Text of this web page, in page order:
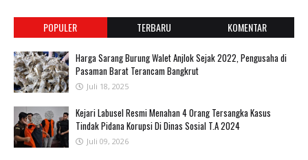
POPULER TERBARU KOMENTAR
Harga Sarang Burung Walet Anjlok Sejak 2022, Pengusaha di
Pasaman Barat Terancam Bangkrut
Juli 18, 2025
‎Kejari Labusel Resmi Menahan 4 Orang Tersangka Kasus
Tindak Pidana Korupsi Di Dinas Sosial T.A 2024
Juli 09, 2026